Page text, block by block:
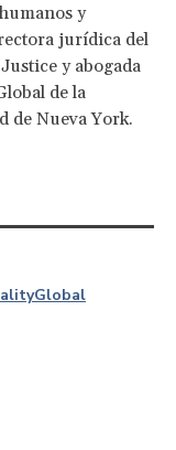
y
jurídica del
y abogada
de la
de Nueva York.
Global